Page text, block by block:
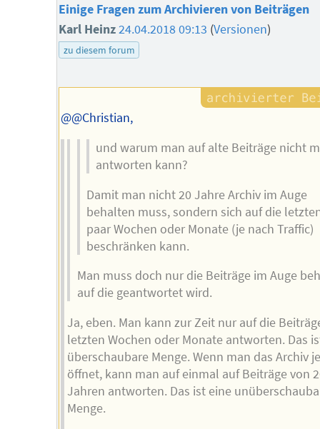
Einige Fragen zum Archivieren von Beiträgen
Karl Heinz24.04.2018 09:13 (Versionen)
zu diesem forum
@@Christian,
und warum man auf alte Beiträge nicht
antworten kann?
Damit man nicht 20 Jahre Archiv im Auge
behalten muss, sondern sich auf die
paar Wochen oder Monate (je nach Traffic)
beschränken kann.
Man muss doch nur die Beiträge im Auge
auf die geantwortet wird.
Ja, eben. Man kann zur Zeit nur auf die
letzten Wochen oder Monate antworten. Das
überschaubare Menge. Wenn man das Archiv
öffnet, kann man auf einmal auf Beiträge von
Jahren antworten. Das ist eine
Menge.